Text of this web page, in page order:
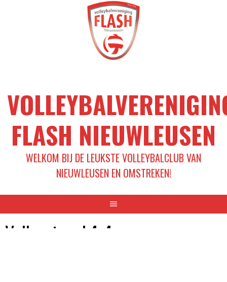
FLASH NIEUWLEUSEN
WELKOM BIJ DE LEUKSTE VOLLEYBALCLUB VAN
NIEUWLEUSEN EN OMSTREKEN!
Volleystars L4-4